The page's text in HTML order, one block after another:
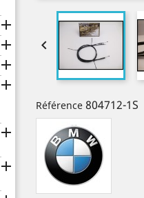







Référence 804712-1S